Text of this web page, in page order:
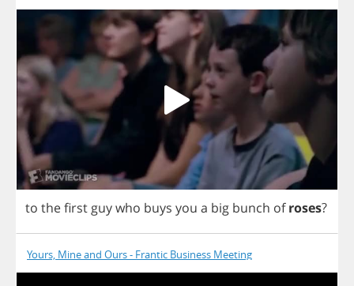
to thefirstguywho buys you a big bunch of roses?
Yours, Mine and Ours - Frantic Business Meeting